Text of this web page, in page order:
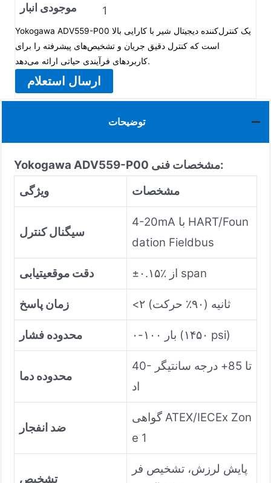
موجودی انبار
1
Yokogawa ADV559-P00 یک کنترل‌کننده دیجیتال شیر با کارایی بالا
است که کنترل دقیق جریان و تشخیص‌های پیشرفته را برای
کاربردهای فرآیندی حیاتی ارائه می‌دهد.
ارسال استعلام
توضیحات
Yokogawa ADV559-P00
مشخصات فنی:
ویژگی
مشخصات
سیگنال کنترل
4-20mA با HART/Foun
dation Fieldbus
دقت موقعیتیابی ±۰.۱۵٪ از span
زمان پاسخ <۲ ثانیه (۹۰٪ حرکت)
محدوده فشار ۰-۱۰۰ بار (۱۴۵۰ psi)
محدوده دما
40- تا 85+ درجه سانتیگر
اد
ضد انفجار
گواهی ATEX/IECEx Zon
e 1
تشخیص
پایش لرزش، تشخیص فر